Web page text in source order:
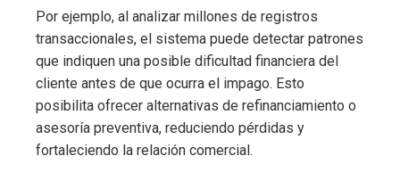
Por ejemplo, al analizar millones de registros
transaccionales, el sistema puede detectar patrones
que indiquen una posible dificultad financiera del
cliente antes de que ocurra el impago. Esto
posibilita ofrecer alternativas de refinanciamiento o
asesoría preventiva, reduciendo pérdidas y
fortaleciendo la relación comercial.